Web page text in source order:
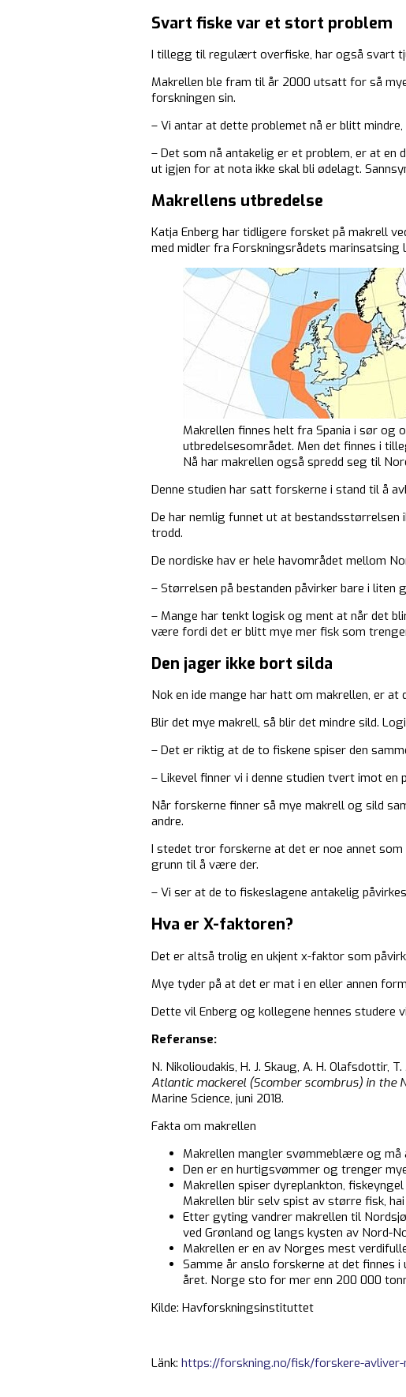
Svart fiske var et stort problem
I tillegg til regulært overfiske, har også svart
Makrellen ble fram til år 2000 utsatt for så
forskningen sin.
– Vi antar at dette problemet nå er blitt mindre,
– Det som nå antakelig er et problem, er at
ut igjen for at nota ikke skal bli ødelagt.
Makrellens utbredelse
Katja Enberg har tidligere forsket på makrell
med midler fra Forskningsrådets marinsatsing
Makrellen finnes helt fra Spania i sør
utbredelsesområdet. Men det finnes i
Nå har makrellen også spredd seg til
Denne studien har satt forskerne i stand til å
De har nemlig funnet ut at bestandsstørrelsen
trodd.
De nordiske hav er hele havområdet mellom
– Størrelsen på bestanden påvirker bare i liten
– Mange har tenkt logisk og ment at når det
være fordi det er blitt mye mer fisk som
Den jager ikke bort silda
Nok en ide mange har hatt om makrellen, er
Blir det mye makrell, så blir det mindre sild.
– Det er riktig at de to fiskene spiser den
– Likevel finner vi i denne studien tvert imot
Når forskerne finner så mye makrell og sild
andre.
I stedet tror forskerne at det er noe annet
grunn til å være der.
– Vi ser at de to fiskeslagene antakelig
Hva er X-faktoren?
Det er altså trolig en ukjent x-faktor som
Mye tyder på at det er mat i en eller annen
Dette vil Enberg og kollegene hennes studere
Referanse:
N. Nikolioudakis, H. J. Skaug, A. H. Olafsdottir,
Atlantic mackerel (Scomber scombrus) in the
Marine Science, juni 2018.
Fakta om makrellen
Makrellen mangler svømmeblære og må
Den er en hurtigsvømmer og trenger
Makrellen spiser dyreplankton,
Makrellen blir selv spist av større fisk,
Etter gyting vandrer makrellen til
ved Grønland og langs kysten av Nord-
Makrellen er en av Norges mest
Samme år anslo forskerne at det finnes
året. Norge sto for mer enn 200 000
Kilde: Havforskningsinstituttet
Länk: https://forskning.no/fisk/forskere-